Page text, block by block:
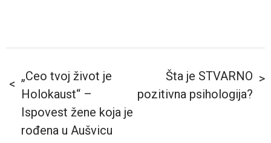
„Ceo tvoj život je
Holokaust“ –
Ispovest žene koja je
rođena u Aušvicu
Šta je STVARNO
pozitivna psihologija?